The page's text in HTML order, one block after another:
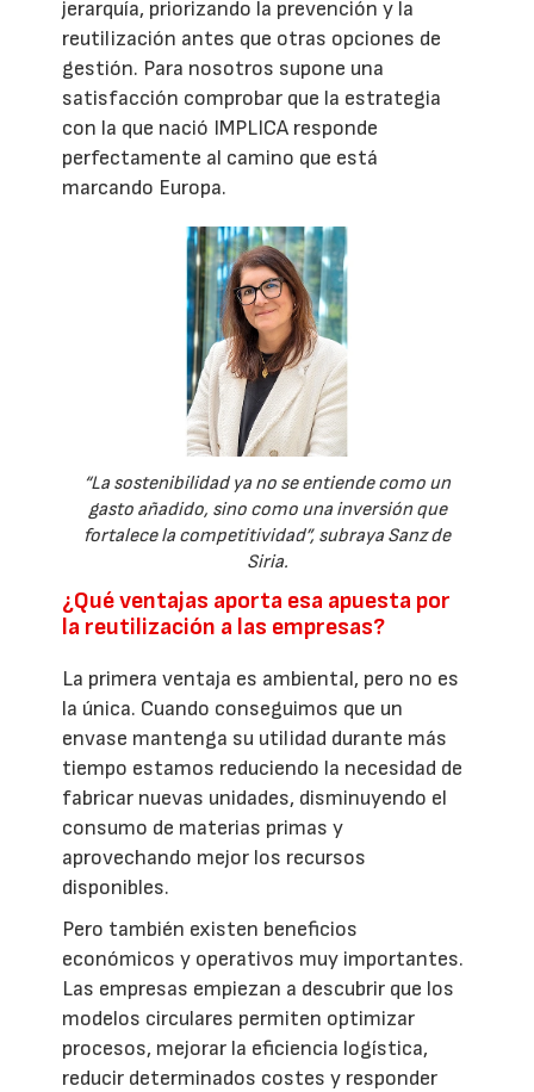
jerarquía, priorizando la prevención y la
reutilización antes que otras opciones de
gestión. Para nosotros supone una
satisfacción comprobar que la estrategia
con la que nació IMPLICA responde
perfectamente al camino que está
marcando Europa.
“La sostenibilidad ya no se entiende como un
gasto añadido, sino como una inversión que
fortalece la competitividad”, subraya Sanz de
Siria.
¿Qué ventajas aporta esa apuesta por
la reutilización a las empresas?
La primera ventaja es ambiental, pero no es
la única. Cuando conseguimos que un
envase mantenga su utilidad durante más
tiempo estamos reduciendo la necesidad de
fabricar nuevas unidades, disminuyendo el
consumo de materias primas y
aprovechando mejor los recursos
disponibles.
Pero también existen beneficios
económicos y operativos muy importantes.
Las empresas empiezan a descubrir que los
modelos circulares permiten optimizar
procesos, mejorar la eficiencia logística,
reducir determinados costes y responder